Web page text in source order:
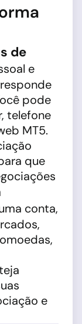
de
e
pode
telefone
MT5.
que
conta,
e